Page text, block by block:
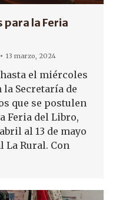
la Feria
13 marzo, 2024
el miércoles
la Secretaría de
que se postulen
Feria del Libro,
al 13 de mayo
La Rural. Con